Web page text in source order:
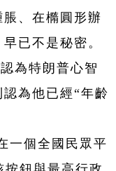
、在橢圓形辦
已不是秘密。
為特朗普心智
為他已經“年齡
一個全國民眾平